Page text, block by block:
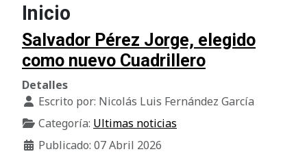
Inicio
Salvador Pérez Jorge, elegido
como nuevo Cuadrillero
Detalles
Escrito por: Nicolás Luis Fernández García
Categoría: Ultimas noticias
Publicado: 07 Abril 2026